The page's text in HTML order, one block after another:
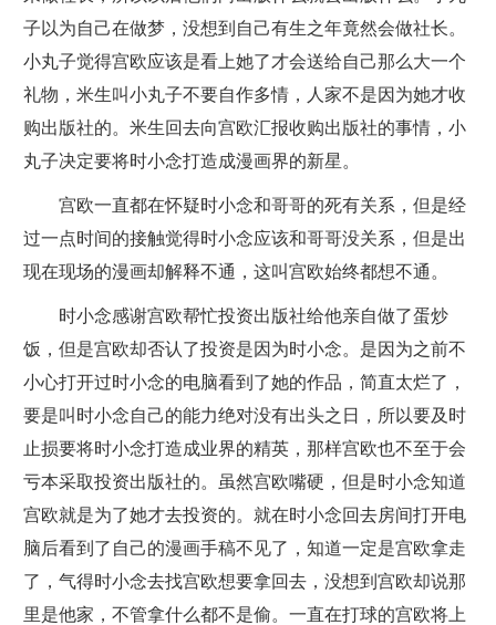
子以为自己在做梦，没想到自己有生之年竟然会做社长。
小丸子觉得宫欧应该是看上她了才会送给自己那么大一个
礼物，米生叫小丸子不要自作多情，人家不是因为她才收
购出版社的。米生回去向宫欧汇报收购出版社的事情，小
丸子决定要将时小念打造成漫画界的新星。
宫欧一直都在怀疑时小念和哥哥的死有关系，但是经
过一点时间的接触觉得时小念应该和哥哥没关系，但是出
现在现场的漫画却解释不通，这叫宫欧始终都想不通。
时小念感谢宫欧帮忙投资出版社给他亲自做了蛋炒
饭，但是宫欧却否认了投资是因为时小念。是因为之前不
小心打开过时小念的电脑看到了她的作品，简直太烂了，
要是叫时小念自己的能力绝对没有出头之日，所以要及时
止损要将时小念打造成业界的精英，那样宫欧也不至于会
亏本采取投资出版社的。虽然宫欧嘴硬，但是时小念知道
宫欧就是为了她才去投资的。就在时小念回去房间打开电
脑后看到了自己的漫画手稿不见了，知道一定是宫欧拿走
了，气得时小念去找宫欧想要拿回去，没想到宫欧却说那
里是他家，不管拿什么都不是偷。一直在打球的宫欧将上